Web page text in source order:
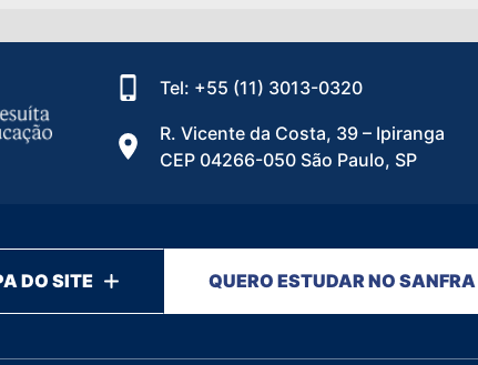
Tel: +55 (11) 3013-0320
R. Vicente da Costa, 39 – Ipiranga
CEP 04266-050 São Paulo, SP
DO SITE QUERO ESTUDAR NO SANFRA